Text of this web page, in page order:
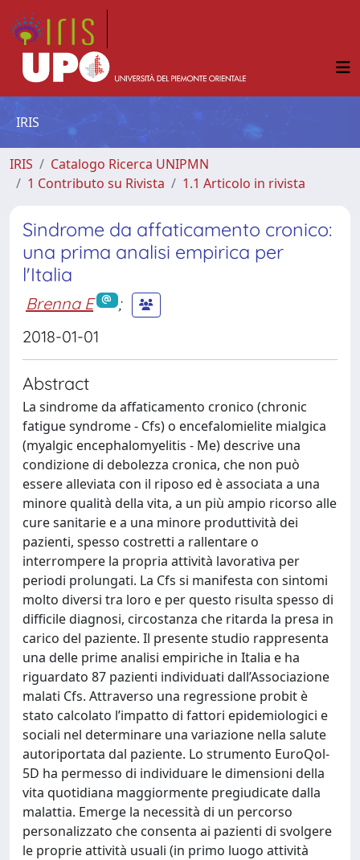
IRIS
IRIS
Catalogo Ricerca UNIPMN
1 Contributo su Rivista
1.1 Articolo in rivista
Sindrome da affaticamento cronico:
una prima analisi empirica per
l'Italia
Brenna E
;
2018-01-01
Abstract
La sindrome da affaticamento cronico (chronic
fatigue syndrome - Cfs) o encefalomielite mialgica
(myalgic encephalomyelitis - Me) descrive una
condizione di debolezza cronica, che non può
essere alleviata con il riposo ed è associata a una
minore qualità della vita, a un più ampio ricorso alle
cure sanitarie e a una minore produttività dei
pazienti, spesso costretti a rallentare o
interrompere la propria attività lavorativa per
periodi prolungati. La Cfs si manifesta con sintomi
molto diversi tra loro e per questo risulta spesso di
difficile diagnosi, circostanza che ritarda la presa in
carico del paziente. Il presente studio rappresenta
una delle prime analisi empiriche in Italia e ha
riguardato 87 pazienti individuati dall’Associazione
malati Cfs. Attraverso una regressione probit è
stato calcolato l’impatto di fattori epidemiologici e
sociali nel determinare una variazione nella salute
autoriportata dal paziente. Lo strumento EuroQol-
5D ha permesso di individuare le dimensioni della
vita quotidiana maggiormente pregiudicate dalla
malattia. Emerge la necessità di un percorso
personalizzato che consenta ai pazienti di svolgere
le proprie attività usuali (in primo luogo attività